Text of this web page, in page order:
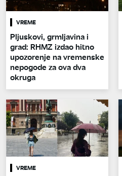
VREME
Pljuskovi, grmljavina i
grad: RHMZ izdao hitno
upozorenje na vremenske
nepogode za ova dva
okruga
VREME